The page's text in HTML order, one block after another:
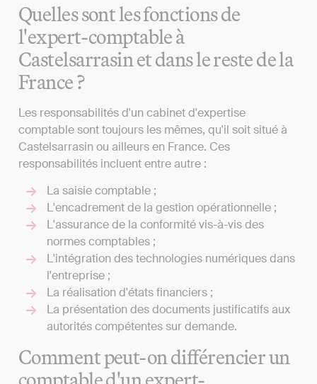
Quelles sont les fonctions de
l'expert-comptable à
Castelsarrasin et dans le reste de la
France ?
Les responsabilités d'un cabinet d'expertise
comptable sont toujours les mêmes, qu'il soit situé à
Castelsarrasin ou ailleurs en France. Ces
responsabilités incluent entre autre :
La saisie comptable ;
L'encadrement de la gestion opérationnelle ;
L'assurance de la conformité vis-à-vis des
normes comptables ;
L'intégration des technologies numériques dans
l'entreprise ;
La réalisation d'états financiers ;
La présentation des documents justificatifs aux
autorités compétentes sur demande.
Comment peut-on différencier un